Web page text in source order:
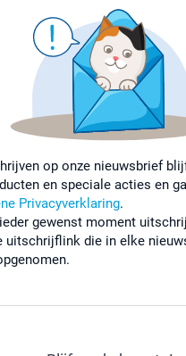
op onze nieuwsbrief
en speciale acties en
Privacyverklaring.
gewenst moment
uitschrijflink die in elke